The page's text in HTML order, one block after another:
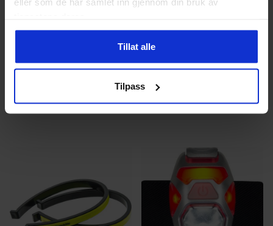
Tillat alle
Tilpass
HYPER-BRITE STROBE LightSpur
269kr